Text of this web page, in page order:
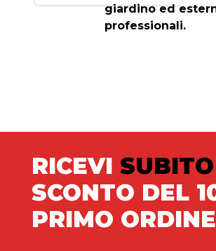
giardino ed
professionali.
RICEVI SUBITO
SCONTO DEL
PRIMO ORDINE